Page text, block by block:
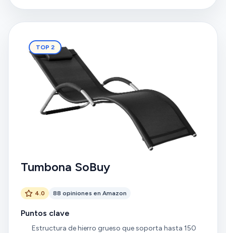
TOP 2
Tumbona SoBuy
4.0 88 opiniones en Amazon
Puntos clave
Estructura de hierro grueso que soporta hasta 150